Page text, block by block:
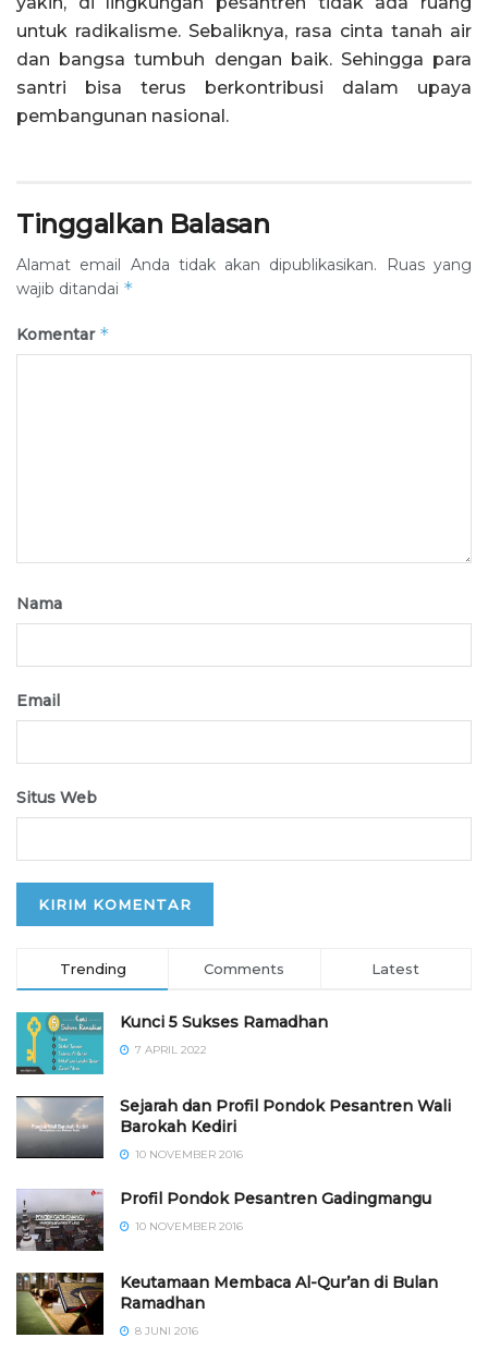
untuk radikalisme. Sebaliknya, rasa cinta tanah air
dan bangsa tumbuh dengan baik. Sehingga para
santri bisa terus berkontribusi dalam upaya
pembangunan nasional.
Tinggalkan Balasan
Alamat email Anda tidak akan dipublikasikan.
Ruas yang
wajib ditandai *
Komentar *
Nama
Email
Situs Web
Trending Comments Latest
Kunci 5 Sukses Ramadhan
7 APRIL 2022
Sejarah dan Profil Pondok Pesantren Wali
Barokah Kediri
10 NOVEMBER 2016
⁠⁠⁠Profil Pondok Pesantren Gadingmangu
10 NOVEMBER 2016
Keutamaan Membaca Al-Qur’an di Bulan
Ramadhan
8 JUNI 2016